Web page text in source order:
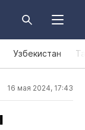
Узбекистан
16 мая 2024, 17:43